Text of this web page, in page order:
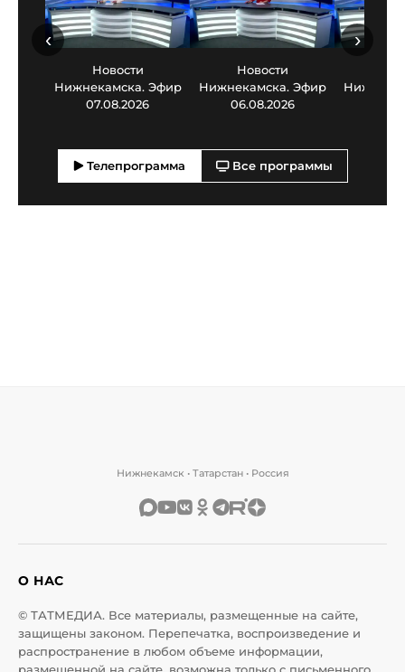
Новости
Нижнекамска. Эфир
07.08.2026
Новости
Нижнекамска. Эфир
06.08.2026
‹ ›
Телепрограмма Все программы
Нижнекамск • Татарстан • Россия
О НАС
© ТАТМЕДИА. Все материалы, размещенные на сайте,
защищены законом. Перепечатка, воспроизведение и
распространение в любом объеме информации,